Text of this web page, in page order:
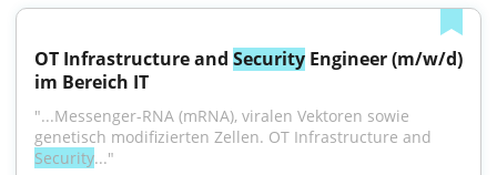
OT Infrastructure and Security Engineer (m/w/d)
im Bereich IT
"...Messenger-RNA (mRNA), viralen Vektoren sowie
Security..."